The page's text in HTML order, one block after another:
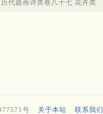
题画诗类卷八十七 花卉类
号 关于本站 联系我们